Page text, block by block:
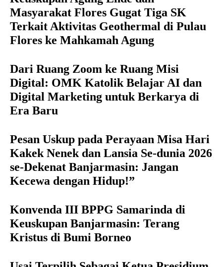
Masyarakat Flores Gugat Tiga SK
Terkait Aktivitas Geothermal di Pulau
Flores ke Mahkamah Agung
Dari Ruang Zoom ke Ruang Misi
Digital: OMK Katolik Belajar AI dan
Digital Marketing untuk Berkarya di
Era Baru
Pesan Uskup pada Perayaan Misa Hari
Kakek Nenek dan Lansia Se-dunia 2026
se-Dekenat Banjarmasin: Jangan
Kecewa dengan Hidup!”
Konvenda III BPPG Samarinda di
Keuskupan Banjarmasin: Terang
Kristus di Bumi Borneo